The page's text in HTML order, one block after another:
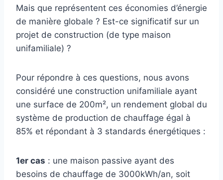
Mais que représentent ces économies d’énergie
de manière globale ? Est-ce significatif sur un
projet de construction (de type maison
unifamiliale) ?
Pour répondre à ces questions, nous avons
considéré une construction unifamiliale ayant
une surface de 200m², un rendement global du
système de production de chauffage égal à
85% et répondant à 3 standards énergétiques :
1er cas : une maison passive ayant des
besoins de chauffage de 3000kWh/an, soit